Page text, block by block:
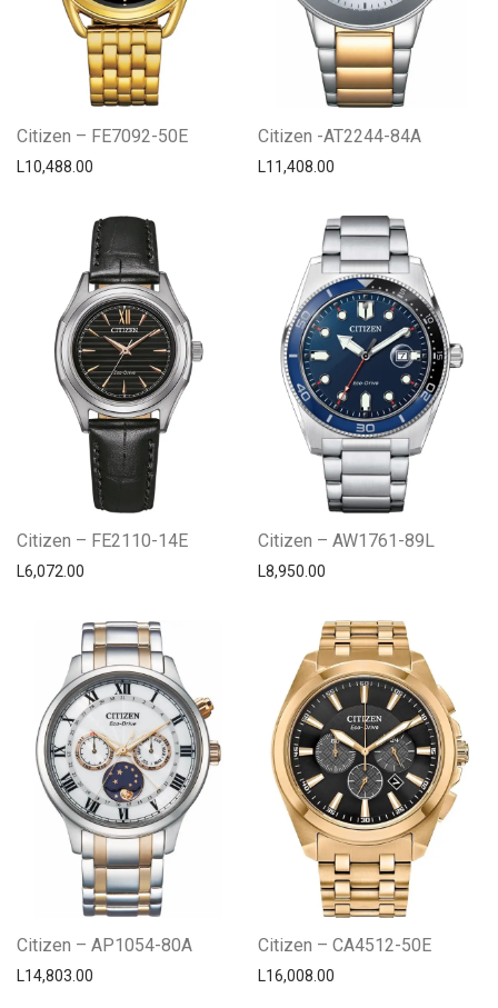
Citizen – FE7092-50E
L10,488.00
Citizen -AT2244-84A
L11,408.00
Citizen – FE2110-14E
L6,072.00
Citizen – AW1761-89L
L8,950.00
Citizen – AP1054-80A
L14,803.00
Citizen – CA4512-50E
L16,008.00